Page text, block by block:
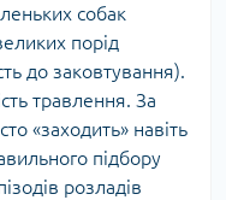
собак
порід
до заковтування).
травлення. За
«заходить» навіть
підбору
розладів